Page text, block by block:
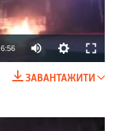
6:56
ЗАВАНТАЖИТИ